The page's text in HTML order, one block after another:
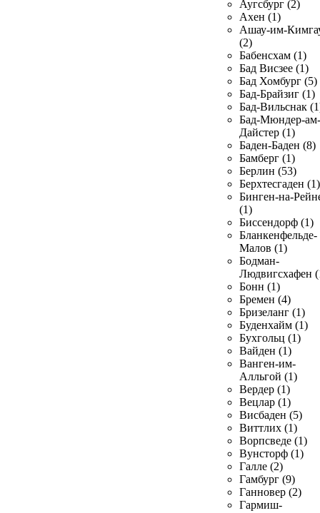
Аугсбург (2)
Ахен (1)
Ашау-им-
(2)
Бабенсхам (1)
Бад Висзее (1)
Бад Хомбург (5)
Бад-Брайзиг (1)
Бад-Вильснак
Бад-Мюндер-ам-
Дайстер (1)
Баден-Баден (8)
Бамберг (1)
Берлин (53)
Берхтесгаден (1)
Бинген-на-
(1)
Биссендорф (1)
Бланкенфельде-
Малов (1)
Бодман-
Людвигсхафен
Бонн (1)
Бремен (4)
Бризеланг (1)
Буденхайм (1)
Бухгольц (1)
Вайден (1)
Ванген-им-
Алльгой (1)
Вердер (1)
Вецлар (1)
Висбаден (5)
Виттлих (1)
Ворпсведе (1)
Вунсторф (1)
Галле (2)
Гамбург (9)
Ганновер (2)
Гармиш-